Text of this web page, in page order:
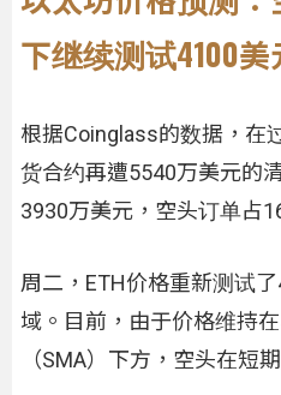
下继续测试4100
根据Coinglass的数据，在
货合约再遭5540万美元的
3930万美元，空头订单占
周二，ETH价格重新测试
域。目前，由于价格维持
（SMA）下方，空头在短